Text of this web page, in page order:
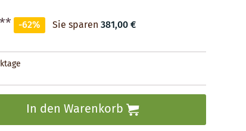
** -62% Sie sparen 381,00 €
In den Warenkorb